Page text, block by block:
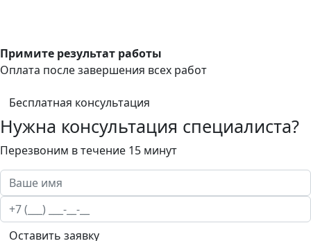
Примите результат работы
Оплата после завершения всех работ
Бесплатная консультация
Нужна консультация специалиста?
Перезвоним в течение 15 минут
Оставить заявку